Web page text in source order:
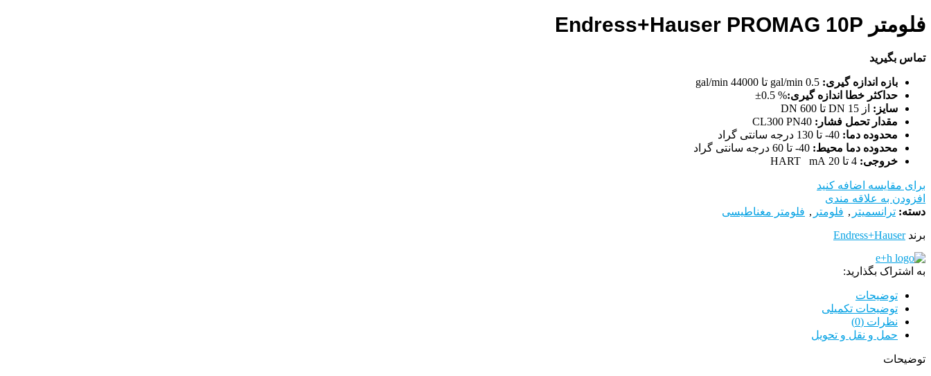
فلومتر Endress+Hauser PROMAG 10P
تماس بگیرید
بازه اندازه گیری:
حداکثر خطا اندازه گیری:% 0.5±
سایز: از DN 15 تا DN 600
مقدار تحمل فشار:
محدوده دما: 40- تا 130 درجه سانتی گراد
محدوده دما محیط:
خروجی:
برای مقایسه اضافه کنید
افزودن به علاقه مندی
دسته: ترانسمیتر , فلومتر , فلومتر مغناطیسی
برندEndress+Hauser
به اشتراک بگذارید:
توضیحات
توضیحات تکمیلی
نظرات (0)
حمل و نقل و تحویل
توضیحات